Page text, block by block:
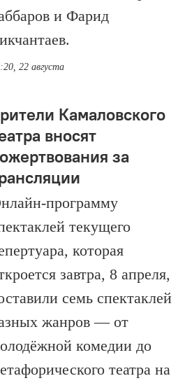
и Фарид
22 августа
Камаловского
вносят
за
программу
текущего
которая
завтра, 8 апреля,
семь спектаклей
жанров — от
комедии до
театра на